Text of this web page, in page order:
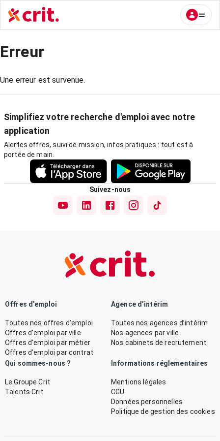
Erreur
Une erreur est survenue.
Simplifiez votre recherche d'emploi avec notre
application
Alertes offres, suivi de mission, infos pratiques : tout est à
portée de main.
Suivez-nous
Offres d’emploi
Toutes nos offres d’emploi
Offres d’emploi par ville
Offres d’emploi par métier
Offres d’emploi par contrat
Agence d’intérim
Toutes nos agences d’intérim
Nos agences par ville
Nos cabinets de recrutement
Qui sommes-nous ?
Le Groupe Crit
Talents Crit
Informations réglementaires
Mentions légales
CGU
Données personnelles
Politique de gestion des cookies